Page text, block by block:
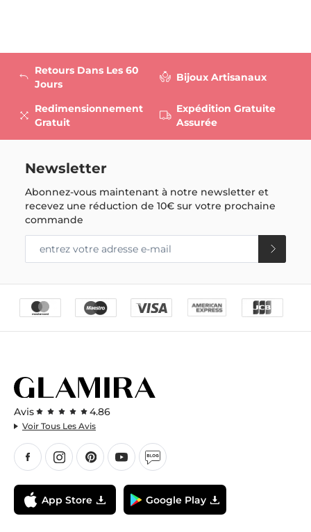
Retours Dans Les 60
Jours
Redimensionnement
Gratuit
Bijoux Artisanaux
Expédition Gratuite
Assurée
Newsletter
Abonnez-vous maintenant à notre newsletter et
recevez une réduction de10€sur votre prochaine
commande
Avis 4.86
Voir Tous Les Avis
App Store Google Play